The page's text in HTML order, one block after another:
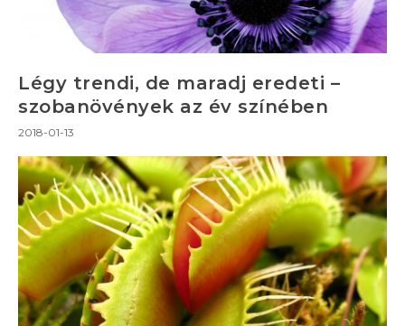
Légy trendi, de maradj eredeti –
szobanövények az év színében
2018-01-13